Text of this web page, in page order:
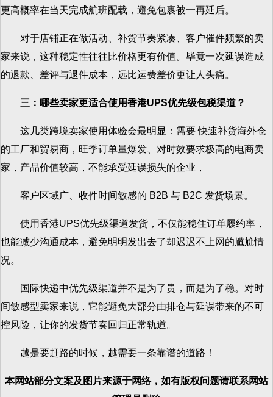
更高概率在当天完成航班配载，避免包裹被一再延后。
对于店铺正在做活动、补货节奏紧凑、客户催件频繁的卖
家来说，这种稳定性往往比价格更有价值。毕竟一次延误造成
的退款、差评与退件成本，远比运费差价更让人头痛。
三：哪些卖家更适合使用香港UPS优先级包税渠道？
这几类跨境卖家使用体验会最明显：需要 快速补货海外仓
的工厂和贸易商，旺季订单量爆发、对时效要求极高的电商卖
家，产品价值较高，不能承受延误损失的企业，
客户区域广、收件时间敏感的 B2B 与 B2C 发货场景。
使用香港UPS优先级渠道发货，不仅能稳住订单履约率，
也能减少沟通成本，避免明明发出去了却迟迟不上网的尴尬情
况。
国际快递中优先级渠道并不是为了贵，而是为了稳。对时
间敏感型卖家来说，它能避免大部分由排仓与延误带来的不可
控风险，让你的发货节奏回归正常轨道。
越是要赶路的时候，越需要一条靠谱的道路！
本网站部分文案及图片来源于网络，如有版权问题请联系网站